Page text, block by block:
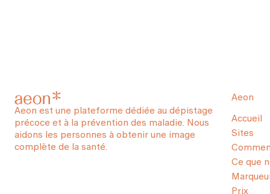
Aeon est une plateforme dédiée au dépistage
précoce et à la prévention des maladie. Nous
aidons les personnes à obtenir une image
complète de la santé.
Aeon
Accueil
Sites
Ce que
Prix